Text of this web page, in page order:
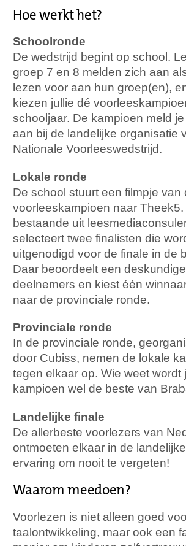
Hoe werkt het?
Schoolronde
De wedstrijd begint op school.
groep 7 en 8 melden zich aan
lezen voor aan hun groep(en),
kiezen jullie dé
schooljaar. De kampioen meld
aan bij de landelijke organisatie
Nationale Voorleeswedstrijd.
Lokale ronde
De school stuurt een filmpje van
voorleeskampioen naar Theek5.
bestaande uit
selecteert twee finalisten die
uitgenodigd voor de finale in de
Daar beoordeelt een
deelnemers en kiest één
naar de provinciale ronde.
Provinciale ronde
In de provinciale ronde,
door Cubiss, nemen de lokale
tegen elkaar op. Wie weet wordt
kampioen wel de beste van
Landelijke finale
De allerbeste voorlezers van
ontmoeten elkaar in de
ervaring om nooit te vergeten!
Waarom meedoen?
Voorlezen is niet alleen goed
taalontwikkeling, maar ook een